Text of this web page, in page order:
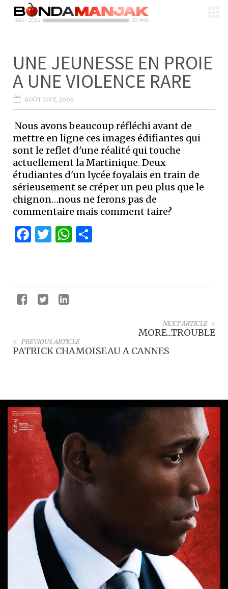
UNE JEUNESSE EN PROIE
A UNE VIOLENCE RARE
AOÛT 31ST, 2006
Nous avons beaucoup réfléchi avant de
mettre en ligne ces images édifiantes qui
sont le reflet d'une réalité qui touche
actuellement la Martinique. Deux
étudiantes d'un lycée foyalais en train de
sérieusement se créper un peu plus que le
chignon…nous ne ferons pas de
commentaire mais comment taire?
Facebook
Twitter
WhatsApp
NEXT ARTICLE
MORE...TROUBLE
PREVIOUS ARTICLE
PATRICK CHAMOISEAU A CANNES